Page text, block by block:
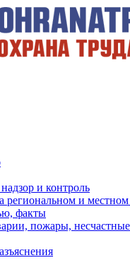
и контроль
региональном и местном
факты
пожары,